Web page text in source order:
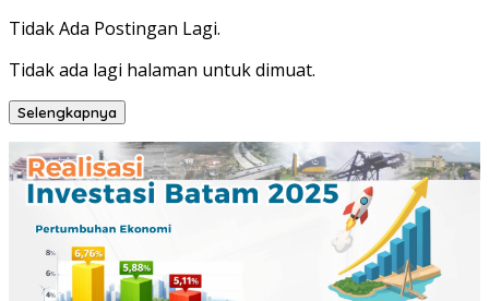
Tidak Ada Postingan Lagi.
Tidak ada lagi halaman untuk dimuat.
Selengkapnya